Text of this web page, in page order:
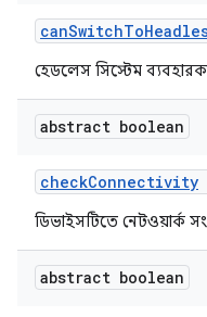
canSwitchTo
হেডলেস সিস্টেম
abstract boolean
checkConnectivity
ডিভাইসটিতে নেটওয়ার্ক
abstract boolean